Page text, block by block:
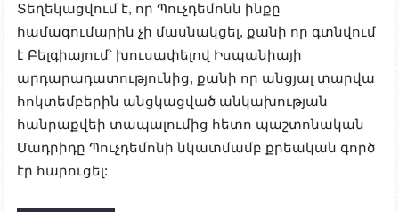
Տեղեկացվում է, որ Պուչդեմոնն ինքը
համագումարին չի մասնակցել, քանի որ գտնվում
է Բելգիայում՝ խուսափելով Իսպանիայի
արդարադատությունից, քանի որ անցյալ տարվա
հոկտեմբերին անցկացված անկախության
հանրաքվեի տապալումից հետո պաշտոնական
Մադրիդը Պուչդեմոնի նկատմամբ քրեական գործ
էր հարուցել: